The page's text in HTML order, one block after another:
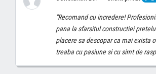
"Recomand cu incredere!
pana la sfarsitul constructiei
placere sa descopar ca mai exista
treaba cu pasiune si cu simt de